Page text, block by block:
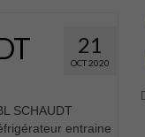
21
OCT 2020
SCHAUDT
entraine